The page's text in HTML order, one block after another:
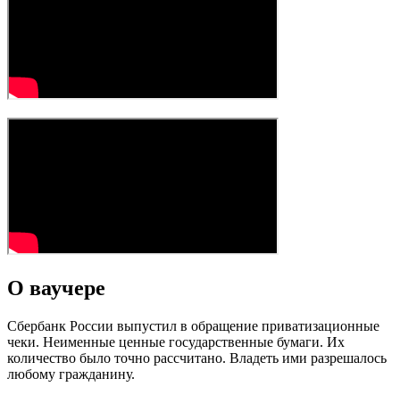
О ваучере
Сбербанк России выпустил в обращение приватизационные
чеки. Неименные ценные государственные бумаги. Их
количество было точно рассчитано. Владеть ими разрешалось
любому гражданину.